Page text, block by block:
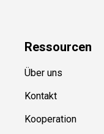
Ressourcen
Über uns
Kontakt
Kooperation